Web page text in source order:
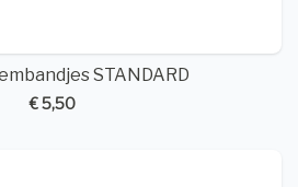
STANDARD
€ 5,50